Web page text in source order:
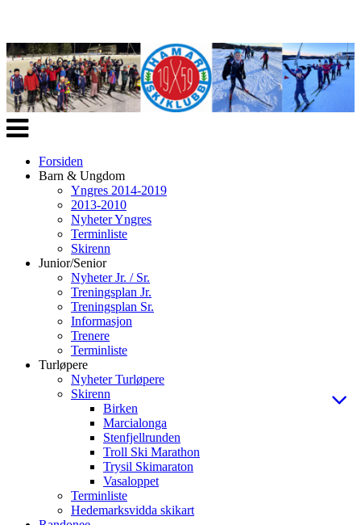
Veksle
navigasjon
Forsiden
Barn & Ungdom
Yngres 2014-2019
2013-2010
Nyheter Yngres
Terminliste
Skirenn
Junior/Senior
Nyheter Jr. / Sr.
Treningsplan Jr.
Treningsplan Sr.
Informasjon
Trenere
Terminliste
Turløpere
Nyheter Turløpere
Skirenn
Birken
Marcialonga
Stenfjellrunden
Troll Ski Marathon
Trysil Skimaraton
Vasaloppet
Terminliste
Hedemarksvidda skikart